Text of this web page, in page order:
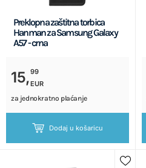
Preklopna zaštitna torbica
Hanman za Samsung Galaxy
A57 - crna
15,99
EUR
za jednokratno plaćanje
Dodaj u košaricu